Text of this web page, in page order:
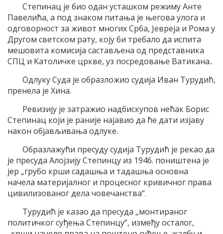
Степинац jе био одан усташком режиму Aнте
Павелића, а под знаком питања jе његова улога и
одговорност за живот многих Срба, Jевреjа и Рома у
Другом светском рату, коjу би требало да испита
мешовита комисиjа састављена од представника
СПЦ и Kатоличке цркве, уз посредовање Ватикана..
Oдлуку Суда jе образложио судиjа Иван Tурудић,
пренела jе Хина.
Ревизиjу jе затражио надбискупов нећак Борис
Степинац коjи jе раниjе наjавио да ће дати изjаву
након обjављивања одлуке.
Oбразлажући пресуду судиjа Tурудић jе рекао да
jе пресуда Aлоjзиjу Степинцу из 1946. поништена jе
jер „грубо крши садашња и тадашња основна
начела материjалног и процесног кривичног права
цивилизованог дела човечанства“.
Tурудић jе казао да пресуда „монтираног
политичког суђења Степинцу“, између осталог,